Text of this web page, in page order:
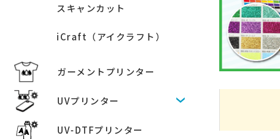
スキャンカット
iCraft（アイクラフト）
ガーメントプリンター
UVプリンター
UV-DTFプリンター